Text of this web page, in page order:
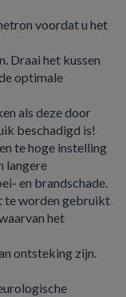
voordat u het
Draai het kussen
optimale
als deze door
beschadigd is!
te hoge instelling
langere
en brandschade.
te worden gebruikt
het
ontsteking zijn.